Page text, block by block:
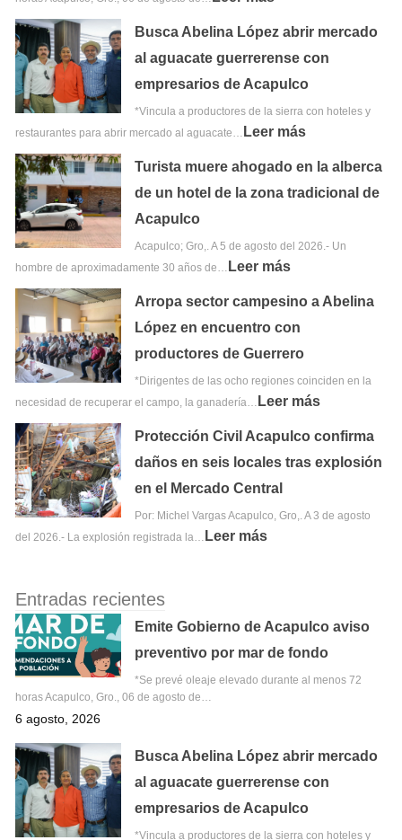
Busca Abelina López abrir mercado
al aguacate guerrerense con
empresarios de Acapulco
*Vincula a productores de la sierra con hoteles y
restaurantes para abrir mercado al aguacate…
Leer más
Turista muere ahogado en la alberca
de un hotel de la zona tradicional de
Acapulco
Acapulco; Gro,. A 5 de agosto del 2026.- Un
hombre de aproximadamente 30 años de…
Leer más
Arropa sector campesino a Abelina
López en encuentro con
productores de Guerrero
*Dirigentes de las ocho regiones coinciden en la
necesidad de recuperar el campo, la ganadería…
Leer más
Protección Civil Acapulco confirma
daños en seis locales tras explosión
en el Mercado Central
Por: Michel Vargas Acapulco, Gro,. A 3 de agosto
del 2026.- La explosión registrada la…
Leer más
Entradas recientes
Emite Gobierno de Acapulco aviso
preventivo por mar de fondo
*Se prevé oleaje elevado durante al menos 72
horas Acapulco, Gro., 06 de agosto de…
6 agosto, 2026
Busca Abelina López abrir mercado
al aguacate guerrerense con
empresarios de Acapulco
*Vincula a productores de la sierra con hoteles y